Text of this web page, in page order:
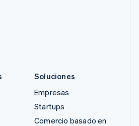
Soluciones
Empresas
Startups
Comercio basado en